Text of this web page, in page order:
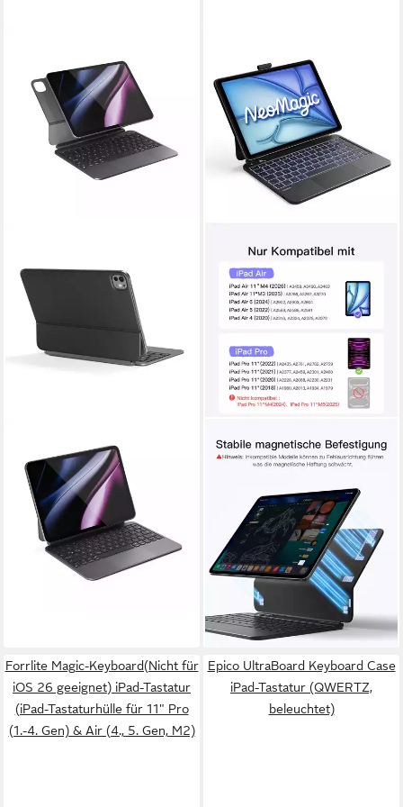
UltraBoard Keyboard Case
iPad-Tastatur (QWERTZ,
beleuchtet)
179,99 €
16,44 €
mtl. in 12 Raten
lieferbar - in 2-3 Werktagen bei dir
INATECK
Magnetische Tastatur Hülle
M4/M3/M2,Magic Keyboard
iPad-Tastatur (Großes
Trackpad,LED Anzeige,7
Farben Hinterleuchtet,mit
Stifthalter)
104,99 € UVP169,99 €
9,59 €mtl. in 12 Raten
-38%
lieferbar - in 4-5 Werktagen bei dir
Forrlite Magic-Keyboard(Nicht für
iOS 26 geeignet) iPad-Tastatur
(iPad-Tastaturhülle für 11" Pro
(1.-4. Gen) & Air (4., 5. Gen, M2)
Epico UltraBoard Keyboard Case
iPad-Tastatur (QWERTZ,
beleuchtet)